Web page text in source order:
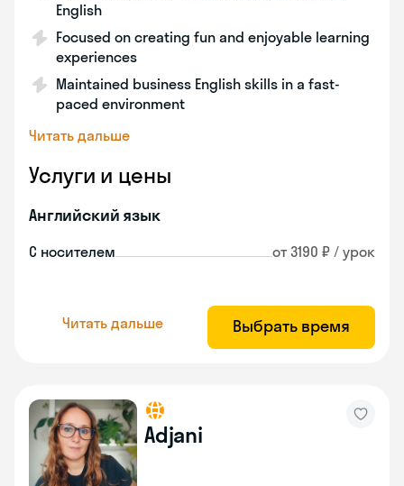
English
Focused on creating fun and enjoyable learning
experiences
Maintained business English skills in a fast-
paced environment
Читать дальше
Услуги и цены
Английский язык
С носителем от 3190 ₽ / урок
Читать дальше Выбрать время
Adjani